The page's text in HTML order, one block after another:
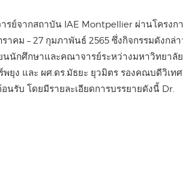
รย์จากสถาบัน IAE Montpellier ผ่านโครงก
คม – 27 กุมภาพันธ์ 2565 ซึ่งกิจกรรมดังกล่า
นนักศึกษาและคณาจารย์ระหว่างมหาวิทยาลั
ยุง และ ผศ.ดร.มัธยะ ยุวมิตร รองคณบดีวิเท
รับ โดยมีรายละเอียดการบรรยายดังนี้ Dr.